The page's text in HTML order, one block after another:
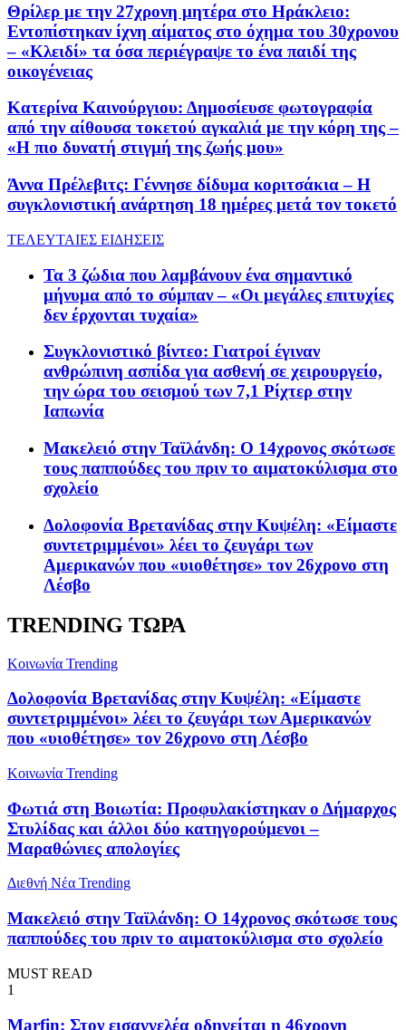
Θρίλερ με την 27χρονη μητέρα στο Ηράκλειο:
Εντοπίστηκαν ίχνη αίματος στο όχημα του 30χρονου
– «Κλειδί» τα όσα περιέγραψε το ένα παιδί της
οικογένειας
Κατερίνα Καινούργιου: Δημοσίευσε φωτογραφία
από την αίθουσα τοκετού αγκαλιά με την κόρη της –
«Η πιο δυνατή στιγμή της ζωής μου»
Άννα Πρέλεβιτς: Γέννησε δίδυμα κοριτσάκια – Η
συγκλονιστική ανάρτηση 18 ημέρες μετά τον τοκετό
ΤΕΛΕΥΤΑΙΕΣ ΕΙΔΗΣΕΙΣ
Τα 3 ζώδια που λαμβάνουν ένα σημαντικό
μήνυμα από το σύμπαν – «Οι μεγάλες επιτυχίες
δεν έρχονται τυχαία»
Συγκλονιστικό βίντεο: Γιατροί έγιναν
ανθρώπινη ασπίδα για ασθενή σε χειρουργείο,
την ώρα του σεισμού των 7,1 Ρίχτερ στην
Ιαπωνία
Μακελειό στην Ταϊλάνδη: Ο 14χρονος σκότωσε
τους παππούδες του πριν το αιματοκύλισμα στο
σχολείο
Δολοφονία Βρετανίδας στην Κυψέλη: «Είμαστε
συντετριμμένοι» λέει το ζευγάρι των
Αμερικανών που «υιοθέτησε» τον 26χρονο στη
Λέσβο
TRENDING ΤΩΡΑ
Κοινωνία Trending
Δολοφονία Βρετανίδας στην Κυψέλη: «Είμαστε
συντετριμμένοι» λέει το ζευγάρι των Αμερικανών
που «υιοθέτησε» τον 26χρονο στη Λέσβο
Κοινωνία Trending
Φωτιά στη Βοιωτία: Προφυλακίστηκαν ο Δήμαρχος
Στυλίδας και άλλοι δύο κατηγορούμενοι –
Μαραθώνιες απολογίες
Διεθνή Νέα Trending
Μακελειό στην Ταϊλάνδη: Ο 14χρονος σκότωσε τους
παππούδες του πριν το αιματοκύλισμα στο σχολείο
MUST READ
1
Marfin: Στον εισαγγελέα οδηγείται η 46χρονη